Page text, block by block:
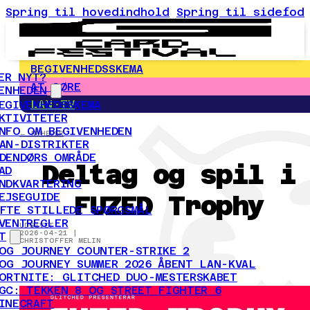
Spring til hovedindhold Spring til sidefod
NYT?
OM BEGIVENHEDEN
DISTRIKTER
OMRÅDE
STILLEDE SPØRGSMÅL
JOURNEY COUNTER-STRIKE 2
JOURNEY SUMMER 2026 ÅBENT LAN-KVAL
GLITCHED DUO-MESTERSKABET
TEKKEN 8 OG STREET FIGHTER 6
BEGIVENHEDSSKEMA
AT GØRE
LAN-TV
← NYHEDER
Deltag og spil i
FUZED Trophy
UDGIVET
2026-04-21 |
CHRISTOFFER MELIN